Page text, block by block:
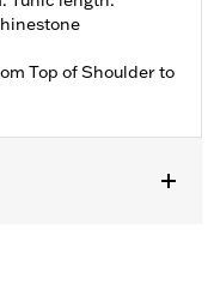
Top of Shoulder to